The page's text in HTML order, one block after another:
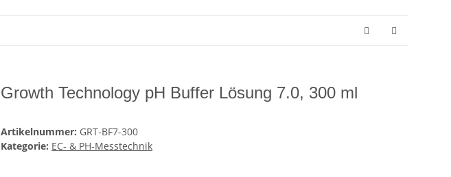
Growth Technology pH Buffer Lösung 7.0, 300 ml
Artikelnummer: GRT-BF7-300
Kategorie: EC- & PH-Messtechnik